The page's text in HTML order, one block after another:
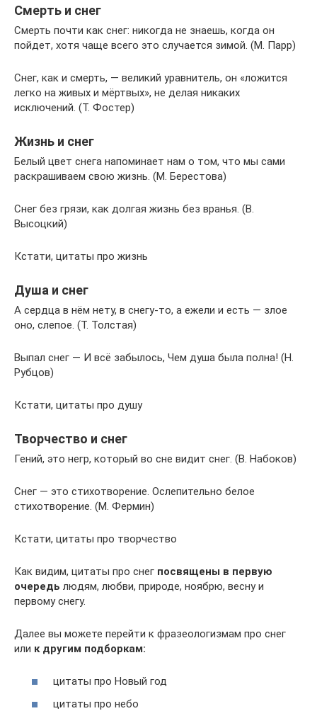
Смерть и снег
Смерть почти как снег: никогда не знаешь, когда он
пойдет, хотя чаще всего это случается зимой. (М. Парр)
Снег, как и смерть, — великий уравнитель, он «ложится
легко на живых и мёртвых», не делая никаких
исключений. (Т. Фостер)
Жизнь и снег
Белый цвет снега напоминает нам о том, что мы сами
раскрашиваем свою жизнь. (М. Берестова)
Снег без грязи, как долгая жизнь без вранья. (В.
Высоцкий)
Кстати, цитаты про жизнь
Душа и снег
А сердца в нём нету, в снегу-то, а ежели и есть — злое
оно, слепое. (Т. Толстая)
Выпал снег — И всё забылось, Чем душа была полна! (Н.
Рубцов)
Кстати, цитаты про душу
Творчество и снег
Гений, это негр, который во сне видит снег. (В. Набоков)
Снег — это стихотворение. Ослепительно белое
стихотворение. (М. Фермин)
Кстати, цитаты про творчество
Как видим, цитаты про снег посвящены в первую
очередь людям, любви, природе, ноябрю, весну и
первому снегу.
Далее вы можете перейти к фразеологизмам про снег
или к другим подборкам:
цитаты про Новый год
цитаты про небо